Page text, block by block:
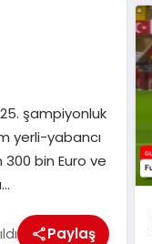
şampiyonluk
yerli-yabancı
bin Euro ve
Paylaş